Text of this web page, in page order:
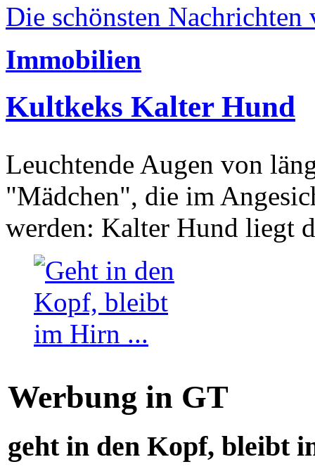
Die schönsten Nachrichten
Immobilien
Kultkeks Kalter Hund
Leuchtende Augen von
"Mädchen", die im
werden: Kalter Hund liegt
Werbung in GT
geht in den Kopf, bleibt